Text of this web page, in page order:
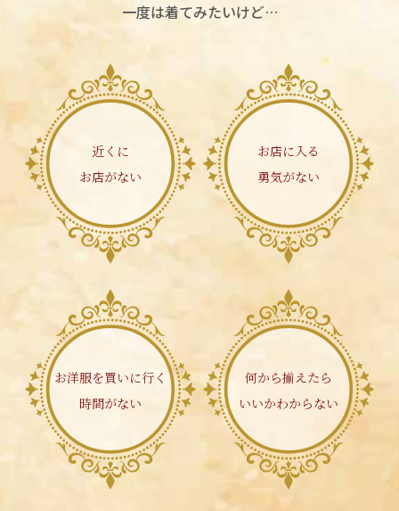
一度は着てみたいけど…
近くに
お店がない
お店に入る
勇気がない
お洋服を買いに行く
時間がない
何から揃えたら
いいかわからない